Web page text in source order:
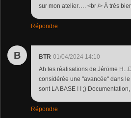
sur mon atelier…. <br /> À très
Répondre
B BTR 01/04/2024 14:10
Ah les réalisations de Jéröme
considérée une "avancée" dans
sont LA BASE ! ! ;)
Répondre